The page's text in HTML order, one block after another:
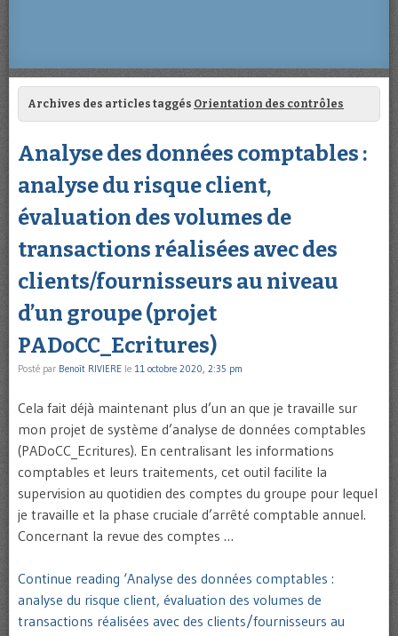
Archives des articles taggés Orientation des contrôles
Analyse des données comptables :
analyse du risque client,
évaluation des volumes de
transactions réalisées avec des
clients/fournisseurs au niveau
d’un groupe (projet
PADoCC_Ecritures)
Posté par Benoît RIVIERE le 11 octobre 2020, 2:35 pm
Cela fait déjà maintenant plus d’un an que je travaille sur
mon projet de système d’analyse de données comptables
(PADoCC_Ecritures). En centralisant les informations
comptables et leurs traitements, cet outil facilite la
supervision au quotidien des comptes du groupe pour lequel
je travaille et la phase cruciale d’arrêté comptable annuel.
Concernant la revue des comptes …
Continue reading ‘Analyse des données comptables :
analyse du risque client, évaluation des volumes de
transactions réalisées avec des clients/fournisseurs au